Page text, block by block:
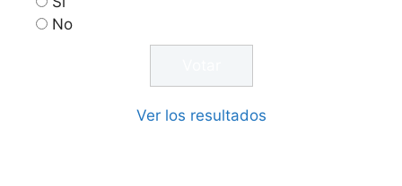
No
Ver los resultados